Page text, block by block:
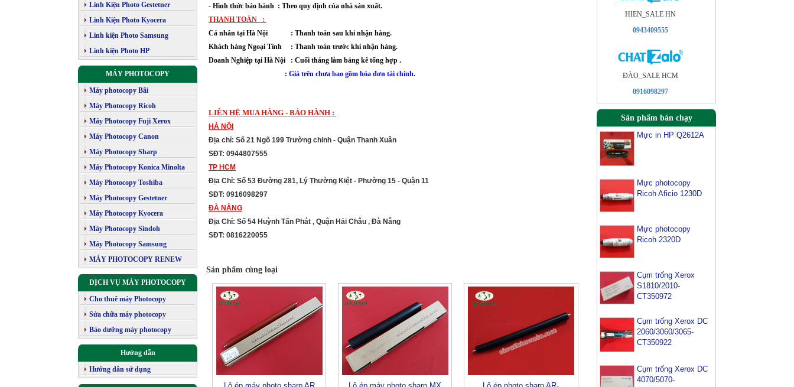
Linh Kiện Photo Gestetner
Linh Kiện Photo Kyocera
Linh kiện Photo Samsung
Linh kiện Photo HP
MÁY PHOTOCOPY
Máy photocopy Bãi
Máy Photocopy Ricoh
Máy Photocopy Fuji Xerox
Máy Photocopy Canon
Máy Photocopy Sharp
Máy Photocopy Konica Minolta
Máy Photocopy Toshiba
Máy Photocopy Gestetner
Máy Photocopy Kyocera
Máy Photocopy Sindoh
Máy Photocopy Samsung
MÁY PHOTOCOPY RENEW
DỊCH VỤ MÁY PHOTOCOPY
Cho thuê máy Photocopy
Sửa chữa máy photocopy
Bảo dưỡng máy photocopy
Hướng dẫn
Hướng dẫn sử dụng
- Hình thức bảo hành : Theo quy định của nhà sản xuất.
THANH TOÁN :
Cá nhân tại Hà Nội : Thanh toán sau khi nhận hàng.
Khách hàng Ngoại Tỉnh : Thanh toán trước khi nhận hàng.
Doanh Nghiệp tại Hà Nội : Cuối tháng làm bảng kê tổng hợp .
: Giá trên chưa bao gồm hóa đơn tài chính.
LIÊN HỆ MUA HÀNG - BẢO HÀNH :
HÀ NỘI
Địa chỉ: Số 21 Ngõ 199 Trường chinh - Quận Thanh Xuân
SĐT: 0944807555
TP HCM
Địa Chỉ: Số 53 Đường 281, Lý Thường Kiệt - Phường 15 - Quận 11
SĐT: 0916098297
ĐÀ NẴNG
Địa Chỉ: Số 54 Huỳnh Tấn Phát , Quận Hải Châu , Đà Nẵng
SĐT: 0816220055
Sản phẩm cùng loại
HIEN_SALE HN
0943409555
ÐÀO_SALE HCM
0916098297
Sản phẩm bán chạy
Mực in HP Q2612A
Mực photocopy
Ricoh Aficio 1230D
Mực photocopy
Ricoh 2320D
Cụm trống Xerox
S1810/2010-
CT350972
Cụm trống Xerox DC
2060/3060/3065-
CT350922
Cụm trống Xerox DC
4070/5070-